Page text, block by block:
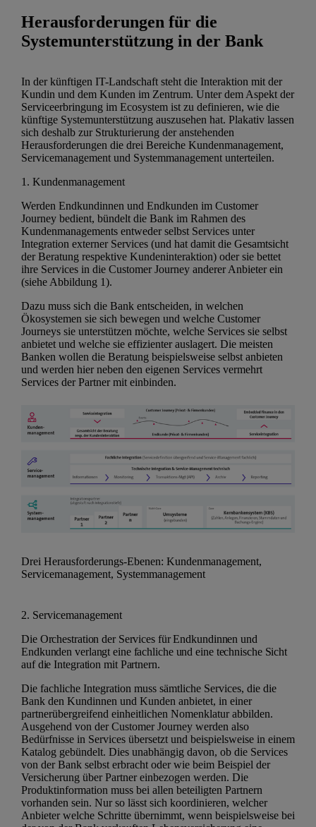
Herausforderungen für die
Systemunterstützung in der Bank
In der künftigen IT-Landschaft steht die Interaktion mit der
Kundin und dem Kunden im Zentrum. Unter dem Aspekt der
Serviceerbringung im Ecosystem ist zu definieren, wie die
künftige Systemunterstützung auszusehen hat. Plakativ lassen
sich deshalb zur Strukturierung der anstehenden
Herausforderungen die drei Bereiche Kundenmanagement,
Servicemanagement und Systemmanagement unterteilen.
1. Kundenmanagement
Werden Endkundinnen und Endkunden im Customer
Journey bedient, bündelt die Bank im Rahmen des
Kundenmanagements entweder selbst Services unter
Integration externer Services (und hat damit die Gesamtsicht
der Beratung respektive Kundeninteraktion) oder sie bettet
ihre Services in die Customer Journey anderer Anbieter ein
(siehe Abbildung 1).
Dazu muss sich die Bank entscheiden, in welchen
Ökosystemen sie sich bewegen und welche Customer
Journeys sie unterstützen möchte, welche Services sie selbst
anbietet und welche sie effizienter auslagert. Die meisten
Banken wollen die Beratung beispielsweise selbst anbieten
und werden hier neben den eigenen Services vermehrt
Services der Partner mit einbinden.
Drei Herausforderungs-Ebenen: Kundenmanagement,
Servicemanagement, Systemmanagement
2. Servicemanagement
Die Orchestration der Services für Endkundinnen und
Endkunden verlangt eine fachliche und eine technische Sicht
auf die Integration mit Partnern.
Die fachliche Integration muss sämtliche Services, die die
Bank den Kundinnen und Kunden anbietet, in einer
partnerübergreifend einheitlichen Nomenklatur abbilden.
Ausgehend von der Customer Journey werden also
Bedürfnisse in Services übersetzt und beispielsweise in einem
Katalog gebündelt. Dies unabhängig davon, ob die Services
von der Bank selbst erbracht oder wie beim Beispiel der
Versicherung über Partner einbezogen werden. Die
Produktinformation muss bei allen beteiligten Partnern
vorhanden sein. Nur so lässt sich koordinieren, welcher
Anbieter welche Schritte übernimmt, wenn beispielsweise bei